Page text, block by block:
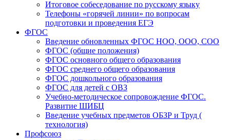
Итоговое собеседование по русскому языку
Телефоны «горячей линии» по вопросам
подготовки и проведения ЕГЭ
ФГОС
Введение обновленных ФГОС НОО, ООО, СОО
ФГОС (общие положения)
ФГОС основного общего образования
ФГОС среднего общего образования
ФГОС дошкольного образования
ФГОС для детей с ОВЗ
Учебно-методическое сопровождение ФГОС.
Развитие ШИБЦ
Введение учебных предметов ОБЗР и Труд (
технология)
Профсоюз